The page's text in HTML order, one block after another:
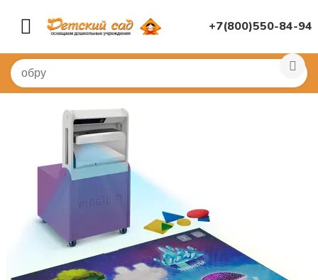
+7(800)550-84-94
Главная (!) ГОТОВЫЕ ПОДБОРЫ ТОВАРОВ ПО